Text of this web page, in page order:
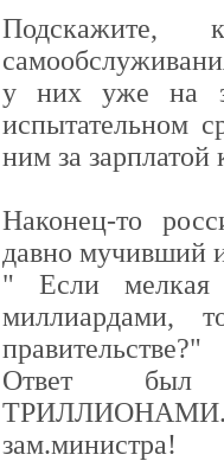
у них уже на
испытательном
ним за зарплатой
Наконец-то
давно мучивший
" Если
миллиардами,
правительстве?"
Ответ был
зам.министра!